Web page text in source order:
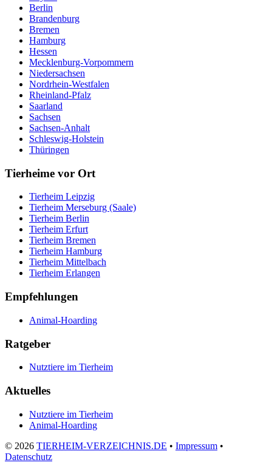
Berlin
Brandenburg
Bremen
Hamburg
Hessen
Mecklenburg-Vorpommern
Niedersachsen
Nordrhein-Westfalen
Rheinland-Pfalz
Saarland
Sachsen
Sachsen-Anhalt
Schleswig-Holstein
Thüringen
Tierheime vor Ort
Tierheim Leipzig
Tierheim Merseburg (Saale)
Tierheim Berlin
Tierheim Erfurt
Tierheim Bremen
Tierheim Hamburg
Tierheim Mittelbach
Tierheim Erlangen
Empfehlungen
Animal-Hoarding
Ratgeber
Nutztiere im Tierheim
Aktuelles
Nutztiere im Tierheim
Animal-Hoarding
© 2026 TIERHEIM-VERZEICHNIS.DE • Impressum •
Datenschutz